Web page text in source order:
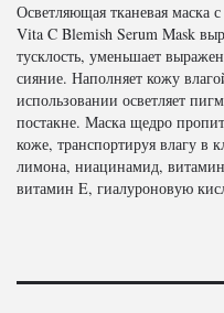
Осветляющая тканевая маска
Vita C Blemish Serum Mask
тусклость, уменьшает
сияние. Наполняет кожу
использовании осветляет
постакне. Маска щедро
коже, транспортируя влагу в
лимона, ниацинамид,
витамин E, гиалуроновую